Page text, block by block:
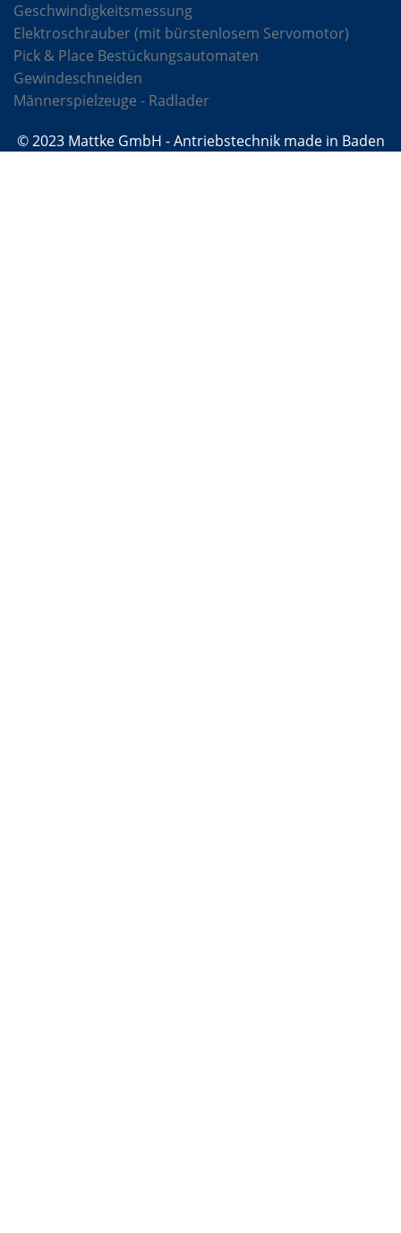
Geschwindigkeitsmessung
Elektroschrauber (mit bürstenlosem Servomotor)
Pick & Place Bestückungsautomaten
Gewindeschneiden
Männerspielzeuge - Radlader
© 2023 Mattke GmbH - Antriebstechnik made in Baden